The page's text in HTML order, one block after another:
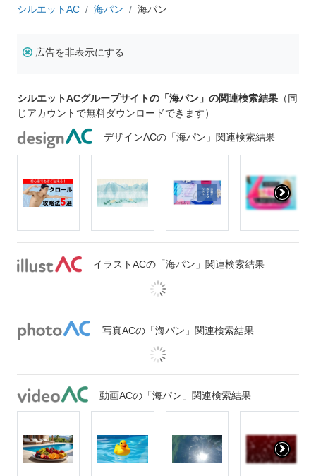
シルエットAC 海パン 海パン
広告を非表示にする
シルエットACグループサイトの「海パン」の関連検索結果 （同
じアカウントで無料ダウンロードできます）
デザインACの「海パン」関連検索結果
イラストACの「海パン」関連検索結果
写真ACの「海パン」関連検索結果
動画ACの「海パン」関連検索結果